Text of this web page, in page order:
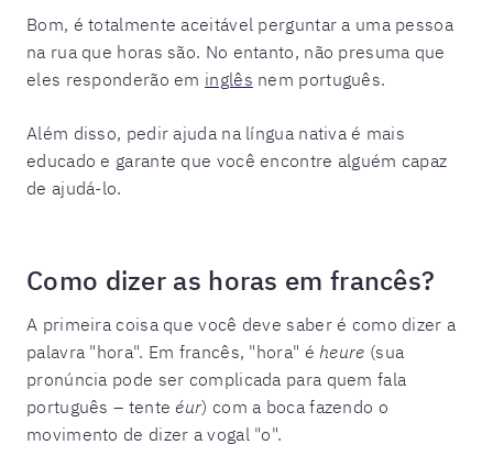
Bom, é totalmente aceitável perguntar a uma pessoa
na rua que horas são. No entanto, não presuma que
eles responderão em inglês nem português.
Além disso, pedir ajuda na língua nativa é mais
educado e garante que você encontre alguém capaz
de ajudá-lo.
Como dizer as horas em francês?
A primeira coisa que você deve saber é como dizer a
palavra "hora". Em francês, "hora" é heure (sua
pronúncia pode ser complicada para quem fala
português – tenteéur) com a boca fazendo o
movimento de dizer a vogal "o".